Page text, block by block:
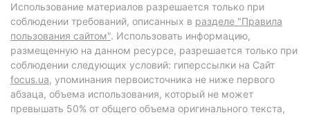
Использование материалов разрешается только при
соблюдении требований, описанных в разделе "Правила
пользования сайтом". Использовать информацию,
размещенную на данном ресурсе, разрешается только при
соблюдении следующих условий: гиперссылки на Сайт
focus.ua, упоминания первоисточника не ниже первого
абзаца, объема использования, который не может
превышать 50% от общего объема оригинального текста,